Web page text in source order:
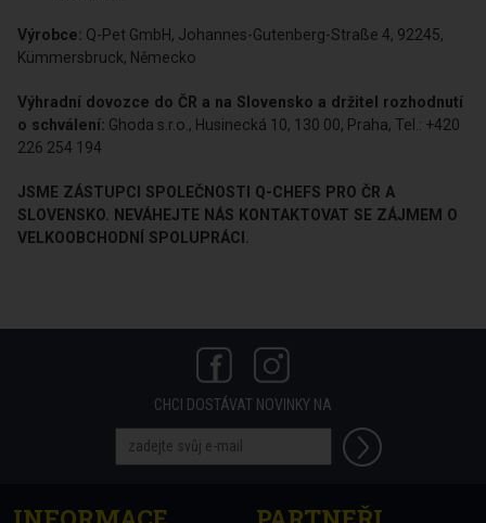
uhličitého v atmosféře. Na jednu tunu biouhlíku připadá 3,6
tun CO2, které se tímto „uloží“.
zaručuje, že obsahuje zanedbatelné množství škodlivých
chemikálií.
Kümmersbruck, Německo
Výhradní dovozce do ČR a na Slovensko a držitel rozhodnutí
VELKOOBCHODNÍ SPOLUPRÁCI.